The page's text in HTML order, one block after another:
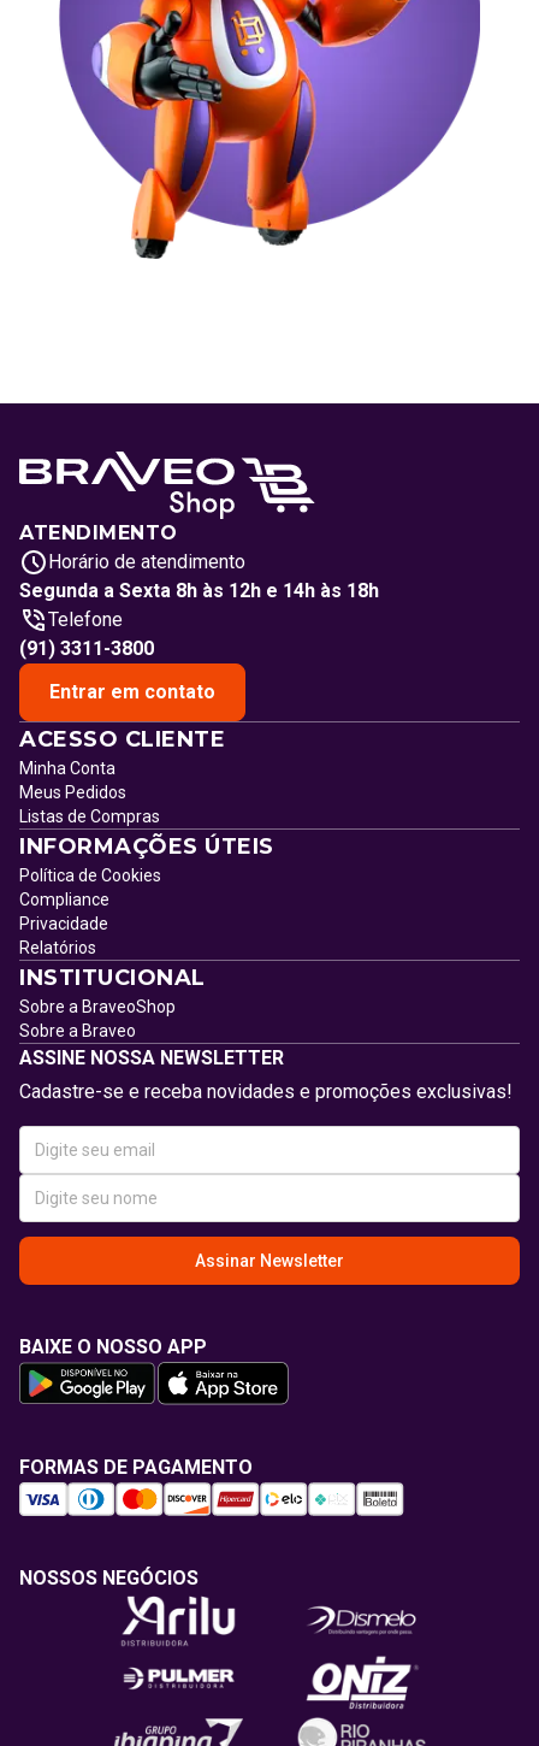
ATENDIMENTO
Horário de atendimento
Segunda a Sexta 8h às 12h e 14h às 18h
Telefone
(91) 3311-3800
Entrar em contato
ACESSO CLIENTE
Minha Conta
Meus Pedidos
Listas de Compras
INFORMAÇÕES ÚTEIS
Política de Cookies
Compliance
Privacidade
Relatórios
INSTITUCIONAL
Sobre a BraveoShop
Sobre a Braveo
ASSINE NOSSA NEWSLETTER
Cadastre-se e receba novidades e promoções exclusivas!
Assinar Newsletter
BAIXE O NOSSO APP
FORMAS DE PAGAMENTO
NOSSOS NEGÓCIOS